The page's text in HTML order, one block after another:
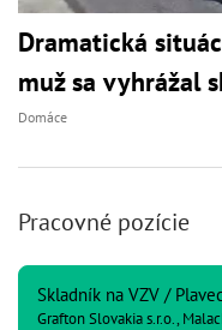
Dramatická
muž sa vyhrážal
Domáce
Pracovné pozície
Skladník na VZV /
Grafton Slovakia s.r.o.,